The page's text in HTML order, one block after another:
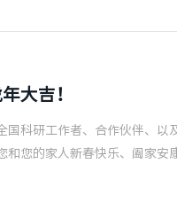
大吉！
科研工作者、合作伙伴、以
您的家人新春快乐、阖家安